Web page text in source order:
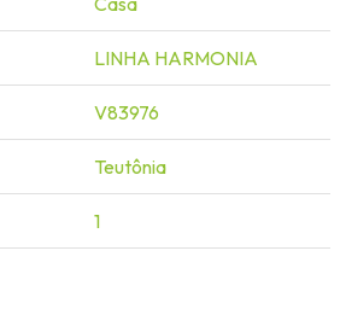
LINHA HARMONIA
V83976
Teutônia
1